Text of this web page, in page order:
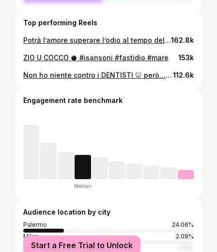
Top performing Reels
Potrà l’amore superare l’odio al tempo della pandemia? 😷💘 #isansoni #sanvalentino #romeoegiulietta Il papà di Giulietta é il grande @rosario_terranova_official mentre la mamma di Romeo é la fantastica @rokyleone e le comparse dei rispettivi partner vax e no-vax sono Fabrizio e Alessandra 😂❤️162.8k
ZIO U COCCO 🥥 #isansoni #fastidio #mare 153k
Non ho niente contro i DENTISTI 🦷 però… #isansoni #dentista #dolore Thanks @enrico_dr_tornabene ❤️112.6k
Engagement rate benchmark
Median
Audience location by city
Palermo
24.06%
Milan
2.09%
Catania
Start a Free Trial to Unlock